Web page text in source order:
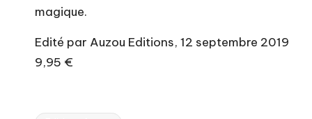
magique.
Edité par Auzou Editions, 12 septembre 2019
9,95 €